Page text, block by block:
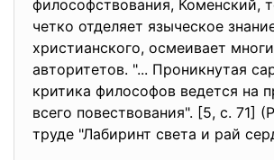
философствования, Коменский,
четко отделяет языческое
христианского, осмеивает
авторитетов. "... Проникнутая
критика философов ведется на
всего повествования". [5, с. 71]
труде "Лабиринт света и рай